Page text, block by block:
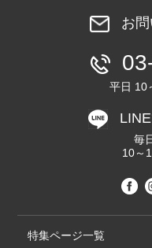
お
平日 10
毎
10～
特集ページ一覧